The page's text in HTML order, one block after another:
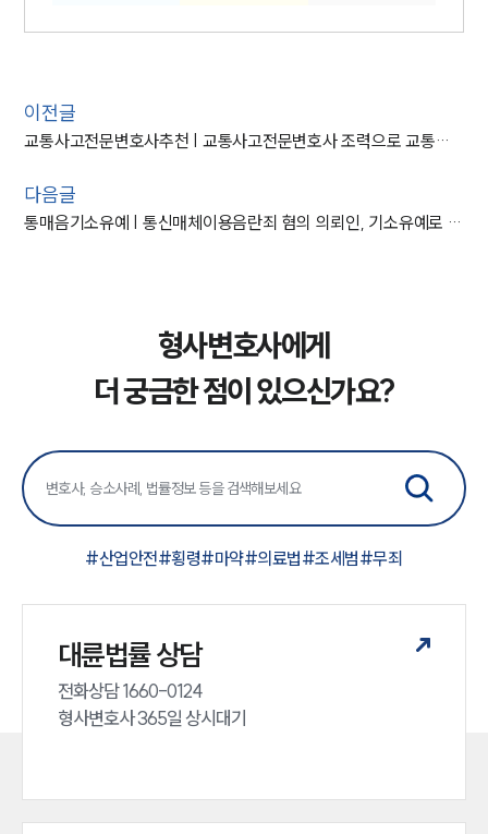
이전글
교통사고전문변호사추천 | 교통사고전문변호사 조력으로 교통사고 치사 사건 '무죄'
다음글
통매음기소유예 | 통신매체이용음란죄 혐의 의뢰인, 기소유예로 사건 종결
형사변호사에게
더 궁금한 점이 있으신가요?
#산업안전#횡령#마약#의료법#조세범#무죄
대륜법률 상담
전화상담 1660-0124
형사변호사 365일 상시대기